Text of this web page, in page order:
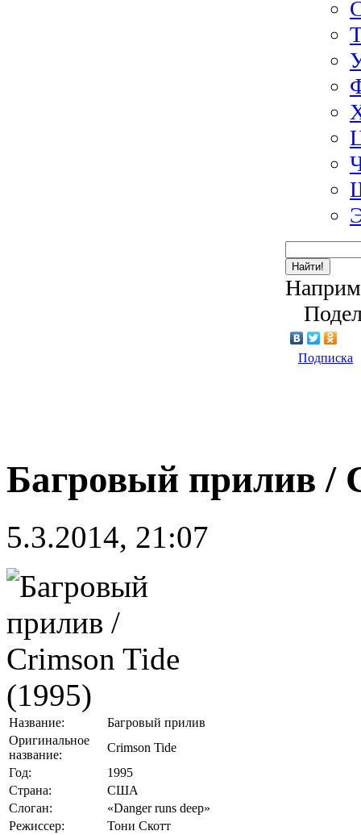
Найти!
Подписка
Багровый прилив /
5.3.2014, 21:07
Название:
Багровый прилив
Оригинальное
название:
Crimson Tide
Год:
1995
Страна:
США
Слоган:
«Danger runs deep»
Режиссер:
Тони Скотт